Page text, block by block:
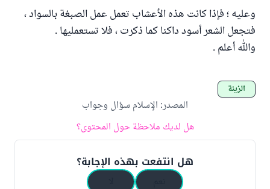
وعليه ؛ فإذا كانت هذه الأعشاب تعمل عمل الصبغة بالسواد ،
فتجعل الشعر أسود داكنا كما ذكرت ، فلا تستعمليها .
والله أعلم .
الزينة
المصدر: الإسلام سؤال وجواب
هل لديك ملاحظة حول المحتوى؟
هل انتفعت بهذه الإجابة؟